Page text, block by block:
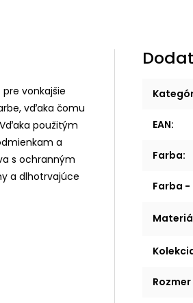
vonkajšie
vďaka čomu
použitým
a
s ochranným
a dlhotrvajúce
EAN:
Farba:
Farba -